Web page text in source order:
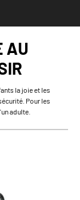
AU
la joie et les
Pour les
adulte.